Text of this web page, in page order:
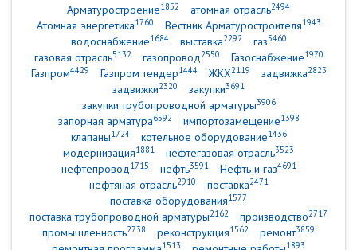
Арматуростроение1852 атомная отрасль2494
Атомная энергетика1760 Вестник Арматуростроителя1943
водоснабжение1684 выставка2292 газ5460
газовая отрасль5132 газопровод2550 Газоснабжение1970
Газпром4429 Газпром тендер1444 ЖКХ2119 задвижка2823
задвижки2320 закупки3691
закупки трубопроводной арматуры3906
запорная арматура6592 импортозамещение1398
клапаны1724 котельное оборудование1436
модернизация1881 нефтегазовая отрасль3523
нефтепровод1715 нефть3591 Нефть и газ4691
нефтяная отрасль2910 поставка2471
поставка оборудования1577
поставка трубопроводной арматуры2162 производство2717
промышленность2738 реконструкция1562 ремонт3859
1513 1893